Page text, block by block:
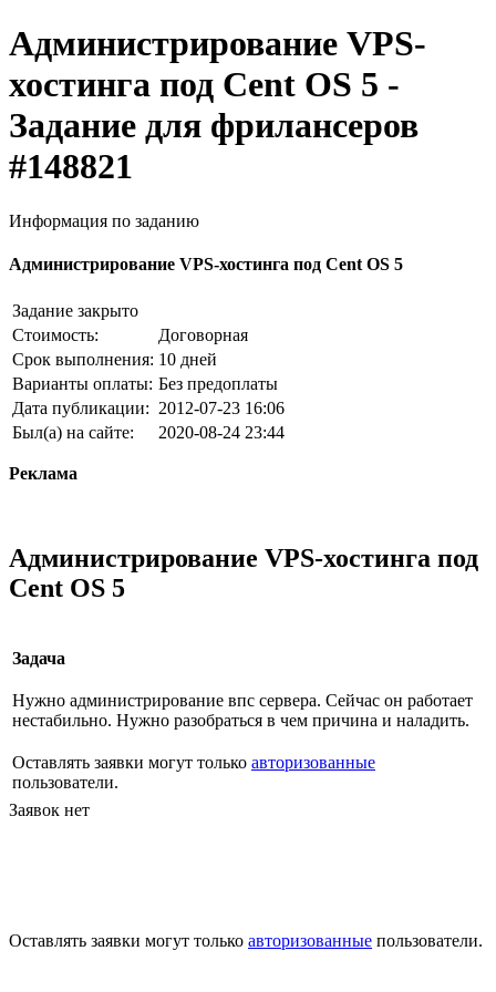
Администрирование VPS-
хостинга под Cent OS 5 -
Задание для фрилансеров
#148821
Информация по заданию
Администрирование VPS-хостинга под Cent OS 5
Задание закрыто
Стоимость:
Договорная
Срок выполнения: 10 дней
Варианты оплаты: Без предоплаты
Дата публикации: 2012-07-23 16:06
Был(а) на сайте:
2020-08-24 23:44
Реклама
Администрирование VPS-хостинга под
Cent OS 5
Задача
Нужно администрирование впс сервера. Сейчас он работает
нестабильно. Нужно разобраться в чем причина и наладить.
Оставлять заявки могут только авторизованные
пользователи.
Заявок нет
Оставлять заявки могут только авторизованные пользователи.